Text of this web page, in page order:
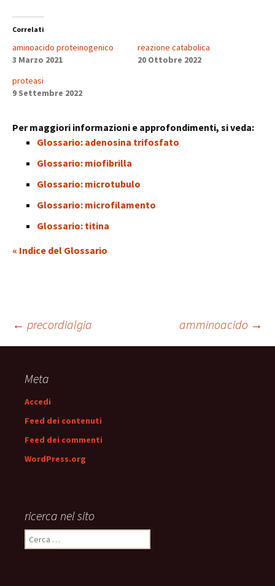
Correlati
aminoacido proteinogenico
3 Marzo 2021
reazione catabolica
20 Ottobre 2022
proteasi
9 Settembre 2022
Per maggiori informazioni e approfondimenti, si veda:
Glossario: adenosina trifosfato
Glossario: miofibrilla
Glossario: microtubulo
Glossario: microfilamento
Glossario: titina
« Indice del Glossario
Navigazione
articolo
← precordialgia amminoacido →
Meta
Accedi
Feed dei contenuti
Feed dei commenti
WordPress.org
ricerca nel sito
Ricerca
per: